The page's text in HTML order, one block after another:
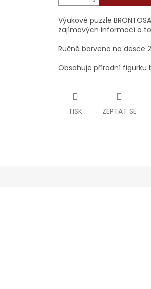
Výukové puzzle
zajímavých informací o
Ručně barveno na desce
Obsahuje přírodní figurku
TISK ZEPTAT SE